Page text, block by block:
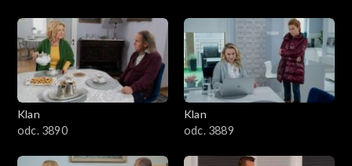
2901–3000
2801–2900
2701–2800
Klan
odc. 3890
Klan
odc. 3889